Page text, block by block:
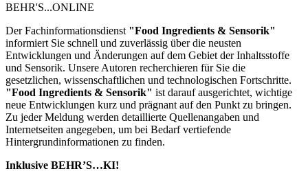
BEHR'S...ONLINE
Der Fachinformationsdienst "Food Ingredients & Sensorik"
informiert Sie schnell und zuverlässig über die neusten
Entwicklungen und Änderungen auf dem Gebiet der Inhaltsstoffe
und Sensorik. Unsere Autoren recherchieren für Sie die
gesetzlichen, wissenschaftlichen und technologischen Fortschritte.
"Food Ingredients & Sensorik" ist darauf ausgerichtet, wichtige
neue Entwicklungen kurz und prägnant auf den Punkt zu bringen.
Zu jeder Meldung werden detaillierte Quellenangaben und
Internetseiten angegeben, um bei Bedarf vertiefende
Hintergrundinformationen zu finden.
Inklusive BEHR’S…KI!